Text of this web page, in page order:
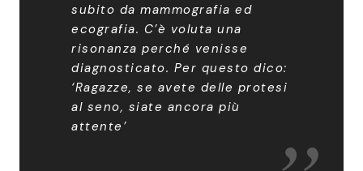
subito da mammografia ed
ecografia. C’è voluta una
risonanza perché venisse
diagnosticato. Per questo dico:
‘Ragazze, se avete delle protesi
al seno, siate ancora più
attente’